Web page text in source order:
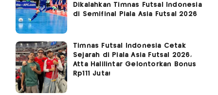
Dikalahkan Timnas Futsal Indonesia
di Semifinal Piala Asia Futsal 2026
Timnas Futsal Indonesia Cetak
Sejarah di Piala Asia Futsal 2026,
Atta Halilintar Gelontorkan Bonus
Rp111 Juta!